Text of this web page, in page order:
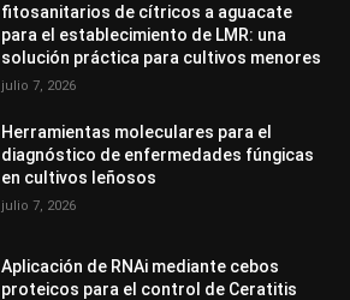
fitosanitarios de cítricos a aguacate
para el establecimiento de LMR: una
solución práctica para cultivos menores
julio 7, 2026
Herramientas moleculares para el
diagnóstico de enfermedades fúngicas
en cultivos leñosos
julio 7, 2026
Aplicación de RNAi mediante cebos
proteicos para el control de Ceratitis